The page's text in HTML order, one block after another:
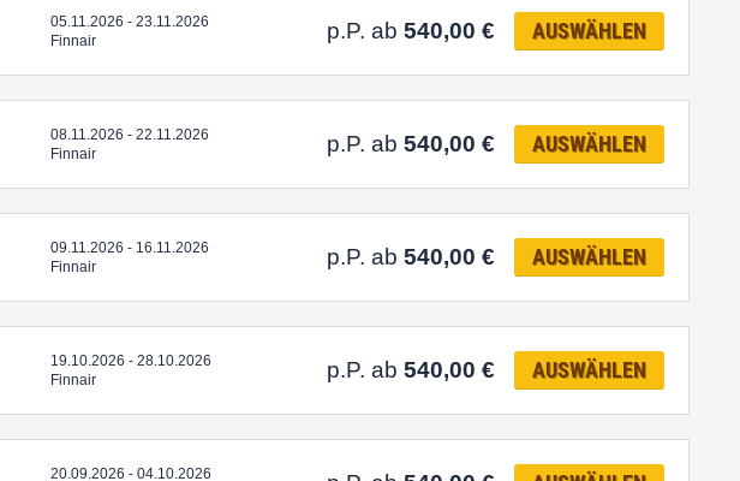
05.11.2026 - 23.11.2026
Finnair
p.P. ab 540,00 € AUSWÄHLEN
08.11.2026 - 22.11.2026
Finnair
p.P. ab 540,00 € AUSWÄHLEN
09.11.2026 - 16.11.2026
Finnair
p.P. ab 540,00 € AUSWÄHLEN
19.10.2026 - 28.10.2026
Finnair
p.P. ab 540,00 € AUSWÄHLEN
20.09.2026 - 04.10.2026